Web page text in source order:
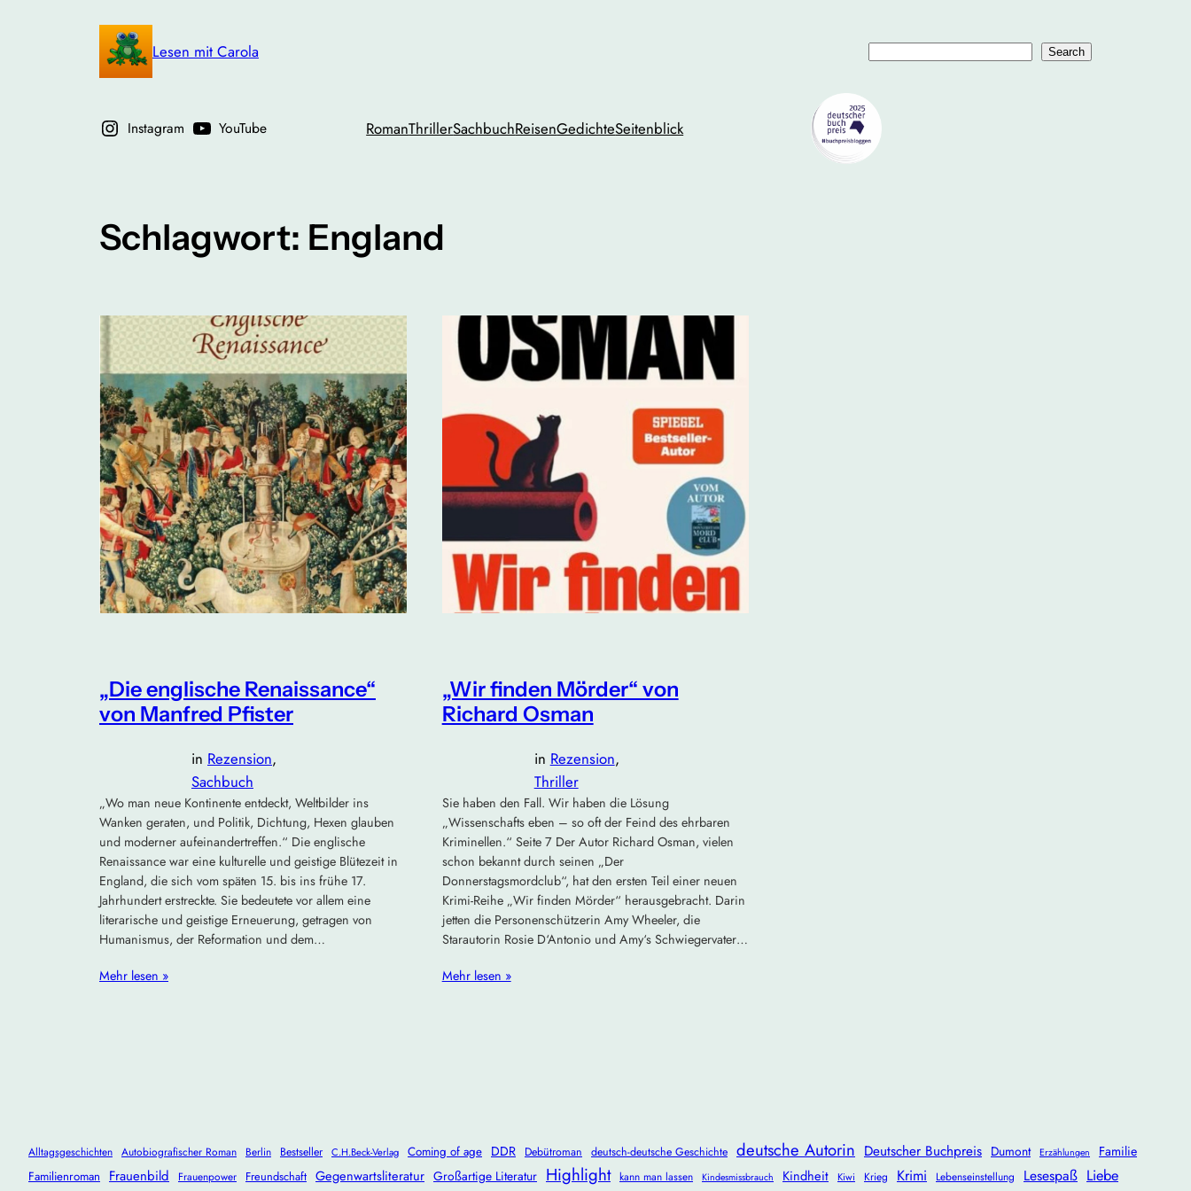
Lesen mit Carola Search
Instagram YouTube RomanThrillerSachbuchReisenGedichteSeitenblick
Schlagwort: England
„Die englische Renaissance“
von Manfred Pfister
in Rezension
Sachbuch
„Wo man neue Kontinente entdeckt, Weltbilder ins
Wanken geraten, und Politik, Dichtung, Hexen glauben
und moderner aufeinandertreffen.“ Die englische
Renaissance war eine kulturelle und geistige Blütezeit in
England, die sich vom späten 15. bis ins frühe 17.
Jahrhundert erstreckte. Sie bedeutete vor allem eine
literarische und geistige Erneuerung, getragen von
Humanismus, der Reformation und dem…
Mehr lesen »
„Wir finden Mörder“ von
Richard Osman
in Rezension
Thriller
Sie haben den Fall. Wir haben die Lösung
„Wissenschafts eben – so oft der Feind des ehrbaren
Kriminellen.“ Seite 7 Der Autor Richard Osman, vielen
schon bekannt durch seinen „Der
Donnerstagsmordclub“, hat den ersten Teil einer neuen
Krimi-Reihe „Wir finden Mörder“ herausgebracht. Darin
jetten die Personenschützerin Amy Wheeler, die
Starautorin Rosie D‘Antonio und Amy‘s Schwiegervater…
Mehr lesen »
Alltagsgeschichten Autobiografischer Roman Berlin Bestseller C.H.Beck-Verlag Coming of age DDR Debütroman deutsch-deutsche Geschichte deutsche Autorin Deutscher Buchpreis Dumont Erzählungen Familie
Familienroman Frauenbild Frauenpower Freundschaft Gegenwartsliteratur Großartige Literatur Highlight kann man lassen Kindesmissbrauch Kindheit Kiwi Krieg Krimi Lebenseinstellung Lesespaß Liebe